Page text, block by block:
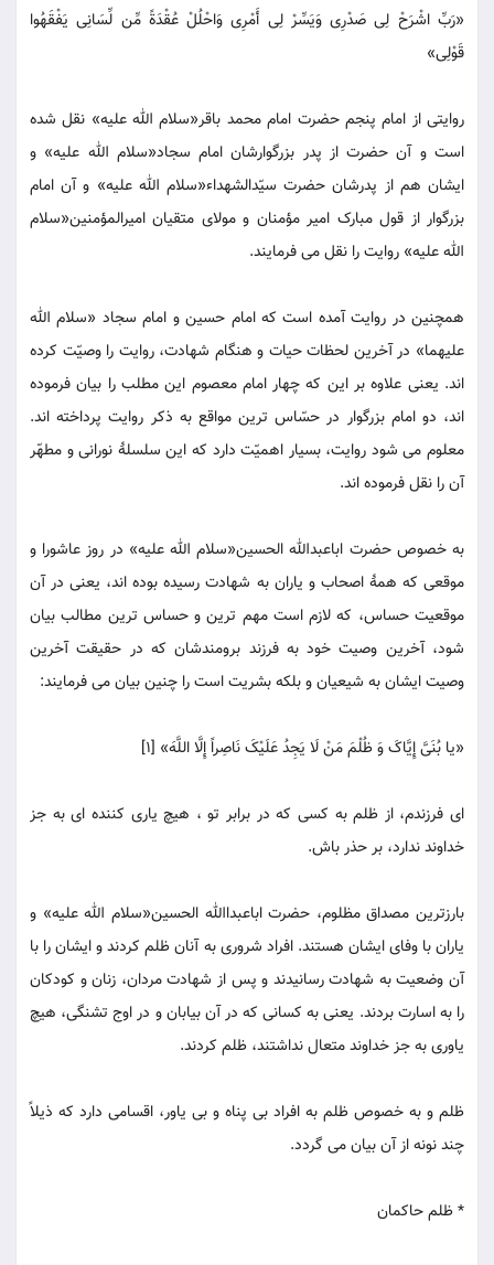
«رَبِّ اشْرَحْ لِی صَدْرِی وَیَسِّرْ لِی أَمْرِی وَاحْلُلْ عُقْدَةً مِّن لِّسَانِی یَفْقَهُوا
قَوْلِی»
روایتی از امام پنجم حضرت امام محمد باقر«سلام الله علیه» نقل شده
است و آن حضرت از پدر بزرگوارشان امام سجاد«سلام الله علیه» و
ایشان هم از پدرشان حضرت سیّدالشهداء«سلام الله علیه» و آن امام
بزرگوار از قول مبارک امیر مؤمنان و مولای متقیان امیرالمؤمنین«سلام
الله علیه» روایت را نقل می فرمایند.
همچنین در روایت آمده است که امام حسین و امام سجاد «سلام الله
علیهما» در آخرین لحظات حیات و هنگام شهادت، روایت را وصیّت کرده
اند. یعنی علاوه بر این که چهار امام معصوم این مطلب را بیان فرموده
اند، دو امام بزرگوار در حسّاس ترین مواقع به ذکر روایت پرداخته اند.
معلوم می شود روایت، بسیار اهمیّت دارد که این سلسلۀ نورانی و مطهّر
آن را نقل فرموده اند.
به خصوص حضرت اباعبدالله الحسین«سلام الله علیه» در روز عاشورا و
موقعی که همۀ اصحاب و یاران به شهادت رسیده بوده اند، یعنی در آن
موقعیت حساس، که لازم است مهم ترین و حساس ترین مطالب بیان
شود، آخرین وصیت خود به فرزند برومندشان که در حقیقت آخرین
وصیت ایشان به شیعیان و بلکه بشریت است را چنین بیان می فرمایند:
«یا بُنَیَّ إِیَّاکَ وَ ظُلْمَ مَنْ لَا یَجِدُ عَلَیْکَ نَاصِراً إِلَّا اللَّهَ» [1]
ای فرزندم، از ظلم به کسی که در برابر تو ، هیچ یاری کننده ای به جز
خداوند ندارد، بر حذر باش.
بارزترین مصداق مظلوم، حضرت اباعبداالله الحسین«سلام الله علیه» و
یاران با وفای ایشان هستند. افراد شروری به آنان ظلم کردند و ایشان را با
آن وضعیت به شهادت رسانیدند و پس از شهادت مردان، زنان و کودکان
را به اسارت بردند. یعنی به کسانی که در آن بیابان و در اوج تشنگی، هیچ
یاوری به جز خداوند متعال نداشتند، ظلم کردند.
ظلم و به خصوص ظلم به افراد بی پناه و بی یاور، اقسامی دارد که ذیلاً
چند نونه از آن بیان می گردد.
* ظلم حاکمان